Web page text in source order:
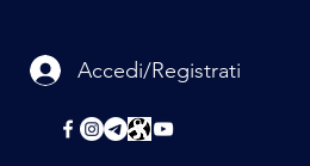
Accedi/Registrati